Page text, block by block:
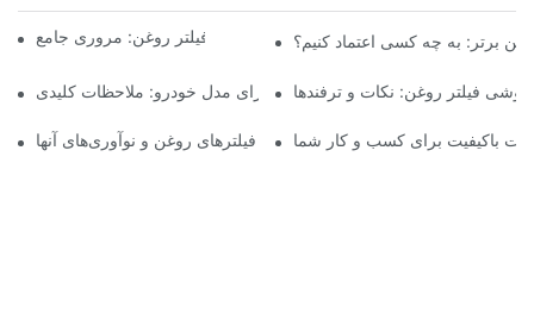
شرکت‌های برتر تولیدکننده فیلتر روغن: مروری جامعبرتر: به چه کسی اعتماد کنیم؟
انتخاب فیلتر روغن مناسب برای مدل خودرو: ملاحظات کلیدی
فیلتر روغن: نکات و ترفندها
نگاهی به تولیدکنندگان پیشرو فیلترهای روغن و نوآوری‌های آنها
باکیفیت برای کسب و کار شما